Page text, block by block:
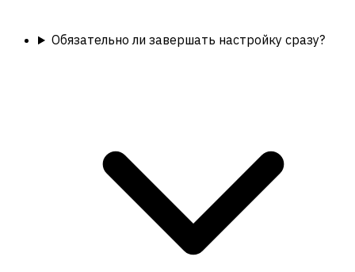
Обязательно ли завершать настройку сразу?